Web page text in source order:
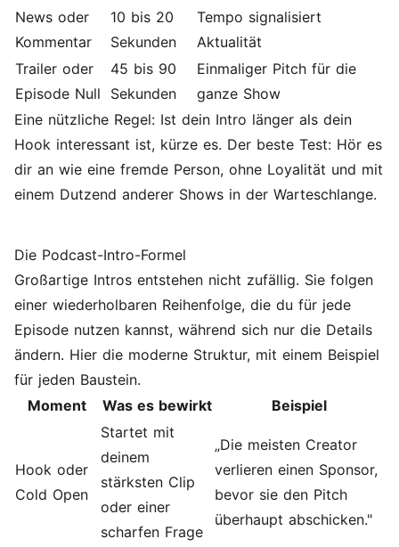
News oder
Kommentar
10 bis 20
Sekunden
Tempo signalisiert
Aktualität
Trailer oder
Episode Null
45 bis 90
Sekunden
Einmaliger Pitch für die
ganze Show
Eine nützliche Regel: Ist dein Intro länger als dein
Hook interessant ist, kürze es. Der beste Test: Hör es
dir an wie eine fremde Person, ohne Loyalität und mit
einem Dutzend anderer Shows in der Warteschlange.
Die Podcast-Intro-Formel
Großartige Intros entstehen nicht zufällig. Sie folgen
einer wiederholbaren Reihenfolge, die du für jede
Episode nutzen kannst, während sich nur die Details
ändern. Hier die moderne Struktur, mit einem Beispiel
für jeden Baustein.
Moment
Was es bewirkt Beispiel
Hook oder
Cold Open
Startet mit
deinem
stärksten Clip
oder einer
scharfen Frage
„Die meisten Creator
verlieren einen Sponsor,
bevor sie den Pitch
überhaupt abschicken."